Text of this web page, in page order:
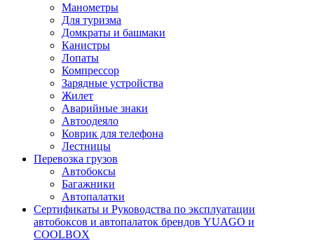
Манометры
Для туризма
Домкраты и башмаки
Канистры
Лопаты
Компрессор
Зарядные устройства
Жилет
Аварийные знаки
Автоодеяло
Коврик для телефона
Лестницы
Перевозка грузов
Автобоксы
Багажники
Автопалатки
Сертификаты и Руководства по эксплуатации
автобоксов и автопалаток брендов YUAGO и
COOLBOX